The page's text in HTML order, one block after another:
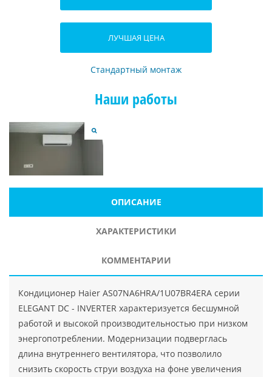
ЛУЧШАЯ ЦЕНА
Стандартный монтаж
Наши работы
ОПИСАНИЕ
ХАРАКТЕРИСТИКИ
КОММЕНТАРИИ
Кондиционер Haier AS07NA6HRA/1U07BR4ERA серии
ELEGANT DC - INVERTER характеризуется бесшумной
работой и высокой производительностью при низком
энергопотреблении. Модернизации подверглась
длина внутреннего вентилятора, что позволило
снизить скорость струи воздуха на фоне увеличения